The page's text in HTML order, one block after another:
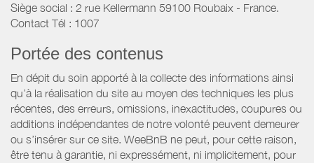
Siège social : 2 rue Kellermann 59100 Roubaix - France.
Contact Tél : 1007
Portée des contenus
En dépit du soin apporté à la collecte des informations ainsi
qu’à la réalisation du site au moyen des techniques les plus
récentes, des erreurs, omissions, inexactitudes, coupures ou
additions indépendantes de notre volonté peuvent demeurer
ou s’insérer sur ce site. WeeBnB ne peut, pour cette raison,
être tenu à garantie, ni expressément, ni implicitement, pour